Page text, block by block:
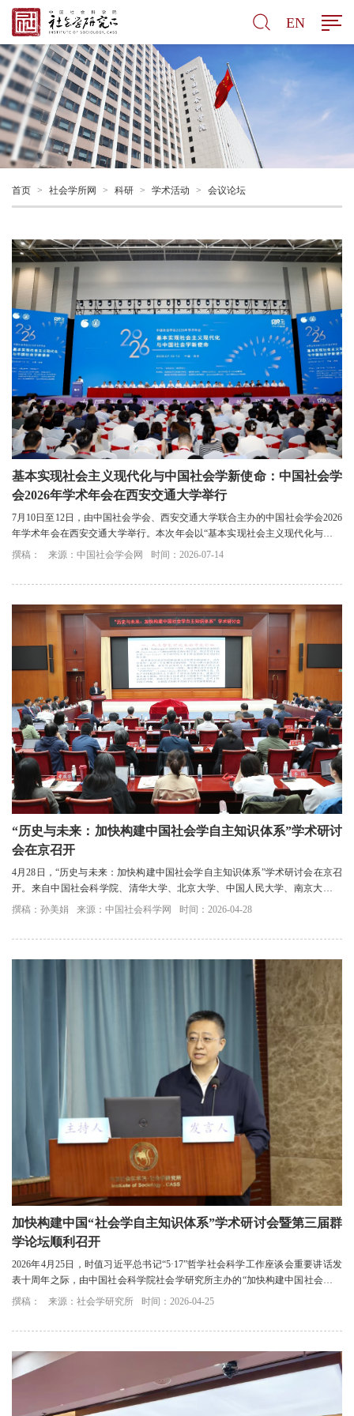
EN
首页 > 社会学所网 > 科研 > 学术活动 > 会议论坛
基本实现社会主义现代化与中国社会学新使命：中国社会学
会2026年学术年会在西安交通大学举行
7月10日至12日，由中国社会学会、西安交通大学联合主办的中国社会学会2026
年学术年会在西安交通大学举行。本次年会以“基本实现社会主义现代化与中国
社会学新使命”为主题，全国社会学领域专...
撰稿： 来源：中国社会学会网 时间：2026-07-14
“历史与未来：加快构建中国社会学自主知识体系”学术研讨
会在京召开
4月28日，“历史与未来：加快构建中国社会学自主知识体系”学术研讨会在京召
开。来自中国社会科学院、清华大学、北京大学、中国人民大学、南京大学等
高校、科研机构的数十位专家学者围绕“构...
撰稿：孙美娟 来源：中国社会科学网 时间：2026-04-28
加快构建中国“社会学自主知识体系”学术研讨会暨第三届群
学论坛顺利召开
2026年4月25日，时值习近平总书记“5·17”哲学社会科学工作座谈会重要讲话发
表十周年之际，由中国社会科学院社会学研究所主办的“加快构建中国社会学自
主知识体系”学术研讨会暨第三届群学...
撰稿： 来源：社会学研究所 时间：2026-04-25